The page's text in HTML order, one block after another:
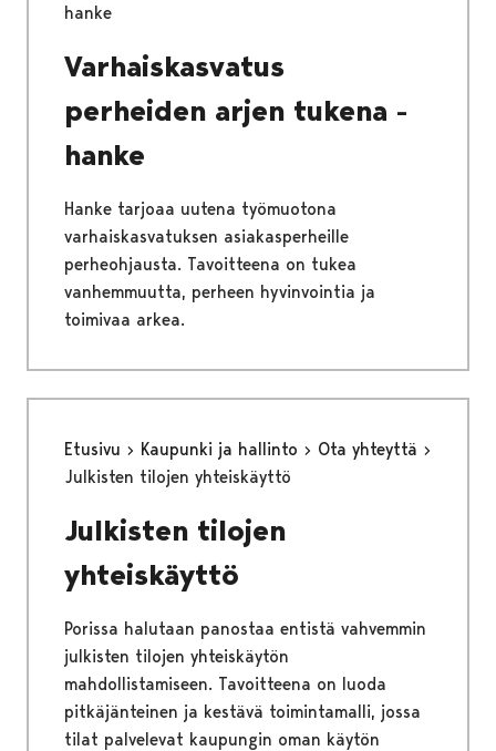
hanke
Varhaiskasvatus
perheiden arjen tukena -
hanke
Hanke tarjoaa uutena työmuotona
varhaiskasvatuksen asiakasperheille
perheohjausta. Tavoitteena on tukea
vanhemmuutta, perheen hyvinvointia ja
toimivaa arkea.
Etusivu Kaupunki ja hallinto
Ota yhteyttä
Julkisten tilojen yhteiskäyttö
Julkisten tilojen
yhteiskäyttö
Porissa halutaan panostaa entistä vahvemmin
julkisten tilojen yhteiskäytön
mahdollistamiseen. Tavoitteena on luoda
pitkäjänteinen ja kestävä toimintamalli, jossa
tilat palvelevat kaupungin oman käytön